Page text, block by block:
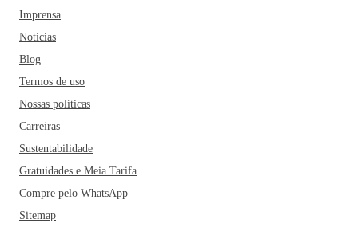
Imprensa
Notícias
Blog
Termos de uso
Nossas políticas
Carreiras
Sustentabilidade
Gratuidades e Meia Tarifa
Compre pelo WhatsApp
Sitemap